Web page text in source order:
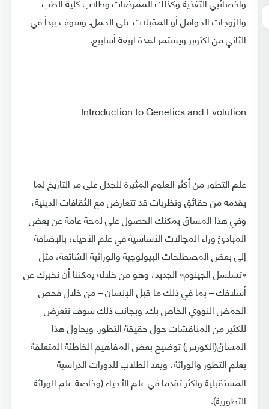
والزوجات الحوامل أو المقبلات على الحمل. وسوف يبدأ في
الثاني من أكتوبر ويستمر لمدة أربعة أسابيع.
Introduction to Genetics and Evolution
علم التطور من أكثر العلوم المثيرة للجدل على مر التاريخ لما
يقدمه من حقائق ونظريات قد تتعارض مع الثقافات الدينية،
وفي هذا المساق يمكنك الحصول على لمحة عامة عن بعض
المبادئ وراء المجالات الأساسية في علم الأحياء، بالإضافة
إلى بعض المصطلحات البيولوجية والوراثية الشائعة، مثل
«تسلسل الجينوم» الجديد، وهو من خلاله يمكننا أن نخبرك عن
أسلافك – بما في ذلك ما قبل الإنسان – من خلال فحص
الحمض النووي الخاص بك. وبجانب ذلك سوف تتعرض
للكثير من المناقشات حول حقيقة التطور. ويحاول هذا
المساق(الكورس) توضيح بعض المفاهيم الخاطئة المتعلقة
بعلم التطور والوراثة، ويعد الطلاب للدورات الدراسية
المستقبلية وأكثر تقدما في علم الأحياء (وخاصة علم الوراثة
التطورية).